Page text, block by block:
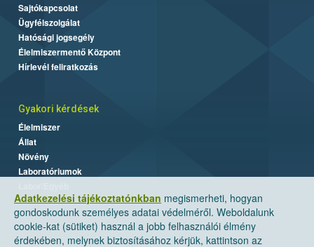
Adatkezelési tájékoztatónkban megismerheti, hogyan
gondoskodunk személyes adatai védelméről. Weboldalunk
cookie-kat (sütiket) használ a jobb felhasználói élmény
érdekében, melynek biztosításához kérjük, kattintson az
Sajtókapcsolat
Ügyfélszolgálat
Hatósági jogsegély
Élelmiszermentő Központ
Hírlevél feliratkozás
Gyakori kérdések
Élelmiszer
Állat
Növény
Laboratóriumok